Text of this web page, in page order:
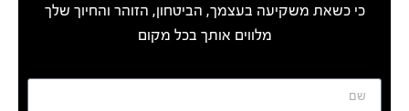
כי כשאת משקיעה בעצמך, הביטחון, הזוהר והחיוך שלך
מלווים אותך בכל מקום